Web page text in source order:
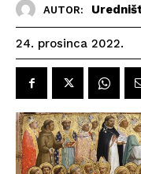
AUTOR:
24. prosinca 2022.